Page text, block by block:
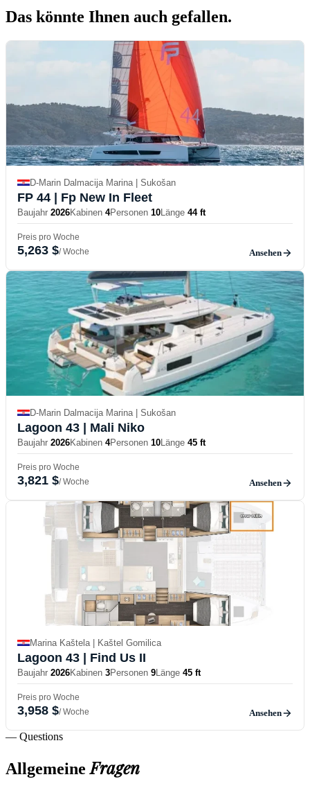
Das könnte Ihnen auch gefallen.
D-Marin Dalmacija Marina | Sukošan
FP 44 | Fp New In Fleet
Baujahr 2026Kabinen 4Personen 10Länge 44 ft
Preis pro Woche
5,263 $/ Woche Ansehen
D-Marin Dalmacija Marina | Sukošan
Lagoon 43 | Mali Niko
Baujahr 2026Kabinen 4Personen 10Länge 45 ft
Preis pro Woche
3,821 $/ Woche Ansehen
Marina Kaštela | Kaštel Gomilica
Lagoon 43 | Find Us II
Baujahr 2026Kabinen 3Personen 9Länge 45 ft
Preis pro Woche
3,958 $/ Woche Ansehen
— Questions
AllgemeineFragen